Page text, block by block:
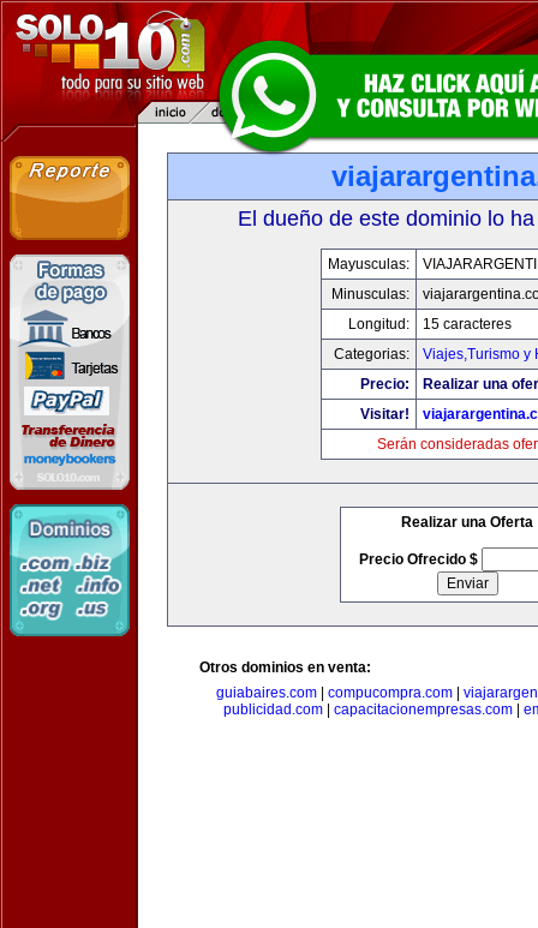
El dueño de este dominio lo
Mayusculas:
Minusculas:
Longitud:
15 caracteres
Categorias:
Viajes,Turismo y
Precio:
Realizar una
Visitar!
Serán consideradas
Realizar una Oferta
Precio Ofrecido $
Otros dominios en venta:
guiabaires.com
compucompra.com
publicidad.com
capacitacionempresas.com